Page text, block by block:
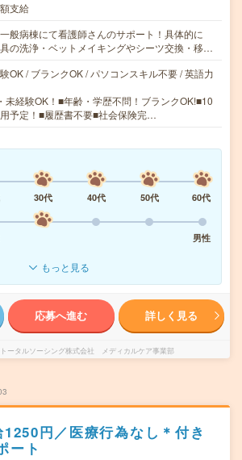
支給
般病棟にて看護師さんのサポート！具体的に
の洗浄・ベットメイキングやシーツ交換・移…
OK / ブランクOK / パソコンスキル不要 / 英語力
未経験OK！■年齢・学歴不問！ブランクOK!■10
予定！■履歴書不要■社会保険完…
30代 40代 50代
60代
男性
もっと見る
応募へ進む 詳しく見る
ータルソーシング株式会社 メディカルケア事業部
円／医療行為なし＊付き
ート